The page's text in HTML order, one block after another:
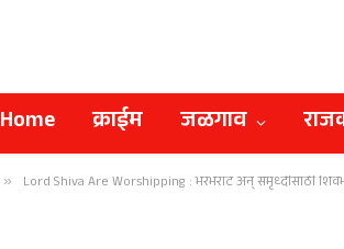
Home क्राईम जळगाव
» Lord Shiva Are Worshipping : भरभराट अन्‌ समृध्दीसाठी